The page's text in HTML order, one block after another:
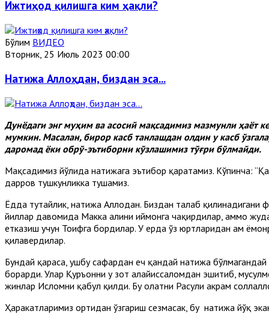
Ижтиҳод қилишга ким ҳақли?
Бўлим ВИДЕО
Вторник, 25 Июль 2023 00:00
Натижа Аллоҳдан, биздан эса...
Дунёдаги энг муҳим ва асосий мақсадимиз мазмунли
мумкин. Масалан, бирор касб танлашдан олдин у касб
даромад ёки обрў-эътиборни кўзлашимиз тўғри бўлмайди.
Мақсадимиз йўлида натижага эътибор қаратамиз. Кўпинча:
дарров тушкунликка тушамиз.
Ёдда тутайлик, натижа Аллоҳдан. Биздан талаб қилинадигани
йиллар давомида Макка аҳлини иймонга чақирдилар, аммо
етказиш учун Тоифга бордилар. У ерда ўз юртларидан ҳам
қилавердилар.
Бундай қараса, ушбу сафардан ҳеч қандай натижа
борарди. Улар Қуръонни у зот алайҳиссаломдан эшитиб,
жинлар Исломни қабул қилди. Бу ҳолатни Расули акрам
Ҳаракатларимиз ортидан ўзгариш сезмасак, бу натижа йўқ